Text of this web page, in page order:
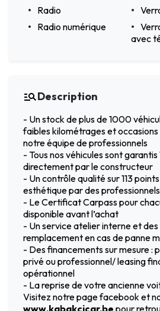
Radio
Radio numérique
avec
Description
- Un stock de plus de 1000
faibles kilométrages et
notre équipe de professionnels
- Tous nos véhicules sont garantis
directement par le constructeur
- Un contrôle qualité sur 113
esthétique par des
- Le Certificat Carpass pour
disponible avant l’achat
- Un service atelier interne et des
remplacement en cas de panne
- Des financements sur mesure :
privé ou professionnel/ leasing
opérationnel
- La reprise de votre ancienne
Visitez notre page facebook et
www.kabakcicar.be pour